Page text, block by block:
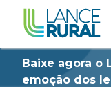
Baixe agora o
emoção dos